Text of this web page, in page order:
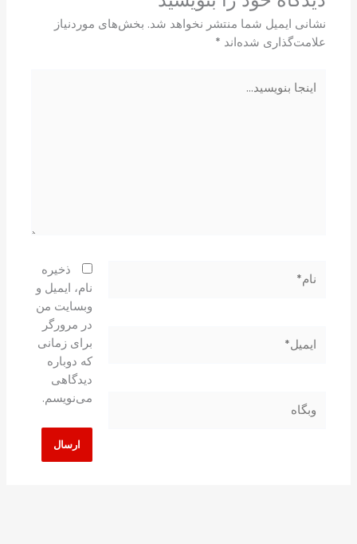
نشانی ایمیل شما منتشر نخواهد شد. بخش‌های موردنیاز
علامت‌گذاری شده‌اند *
بنویسید…
ذخیره
نام، ایمیل و
وبسایت من
در مرورگر
برای زمانی
که دوباره
دیدگاهی
می‌نویسم.